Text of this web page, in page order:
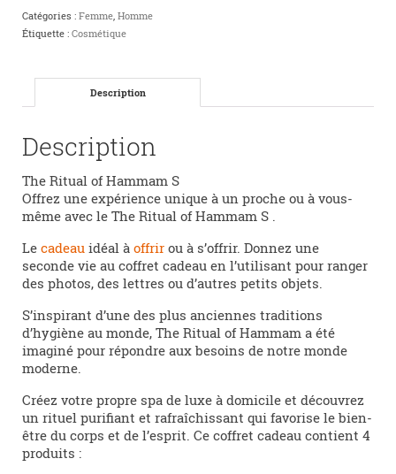
Hammam
S
Catégories : Femme, Homme
Étiquette : Cosmétique
Description
Description
The Ritual of Hammam S
Offrez une expérience unique à un proche ou à vous-
même avec le The Ritual of Hammam S .
Le cadeau idéal à offrir ou à s’offrir. Donnez une
seconde vie au coffret cadeau en l’utilisant pour ranger
des photos, des lettres ou d’autres petits objets.
S’inspirant d’une des plus anciennes traditions
d’hygiène au monde, The Ritual of Hammam a été
imaginé pour répondre aux besoins de notre monde
moderne.
Créez votre propre spa de luxe à domicile et découvrez
un rituel purifiant et rafraîchissant qui favorise le bien-
être du corps et de l’esprit. Ce coffret cadeau contient 4
produits :